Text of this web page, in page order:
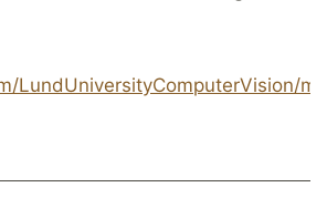
LundUniversityComputerVision/